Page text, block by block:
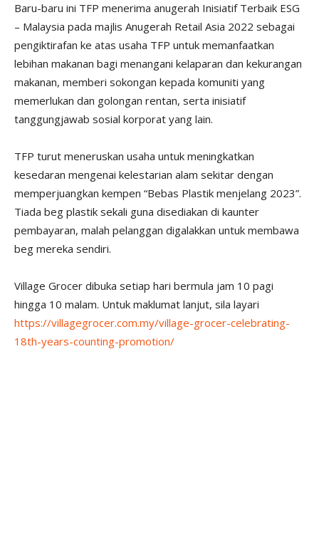
Baru-baru ini TFP menerima anugerah Inisiatif Terbaik ESG
– Malaysia pada majlis Anugerah Retail Asia 2022 sebagai
pengiktirafan ke atas usaha TFP untuk memanfaatkan
lebihan makanan bagi menangani kelaparan dan kekurangan
makanan, memberi sokongan kepada komuniti yang
memerlukan dan golongan rentan, serta inisiatif
tanggungjawab sosial korporat yang lain.
TFP turut meneruskan usaha untuk meningkatkan
kesedaran mengenai kelestarian alam sekitar dengan
memperjuangkan kempen “Bebas Plastik menjelang 2023”.
Tiada beg plastik sekali guna disediakan di kaunter
pembayaran, malah pelanggan digalakkan untuk membawa
beg mereka sendiri.
Village Grocer dibuka setiap hari bermula jam 10 pagi
hingga 10 malam. Untuk maklumat lanjut, sila layari
https://villagegrocer.com.my/village-grocer-celebrating-
18th-years-counting-promotion/